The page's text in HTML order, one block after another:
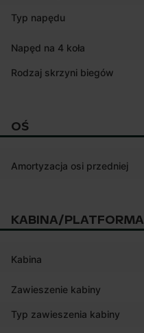
Typ napędu
Napęd na 4 koła
Rodzaj skrzyni biegów
OŚ
Amortyzacja osi przedniej
KABINA/PLATFORMA
Kabina
Zawieszenie kabiny
Typ zawieszenia kabiny